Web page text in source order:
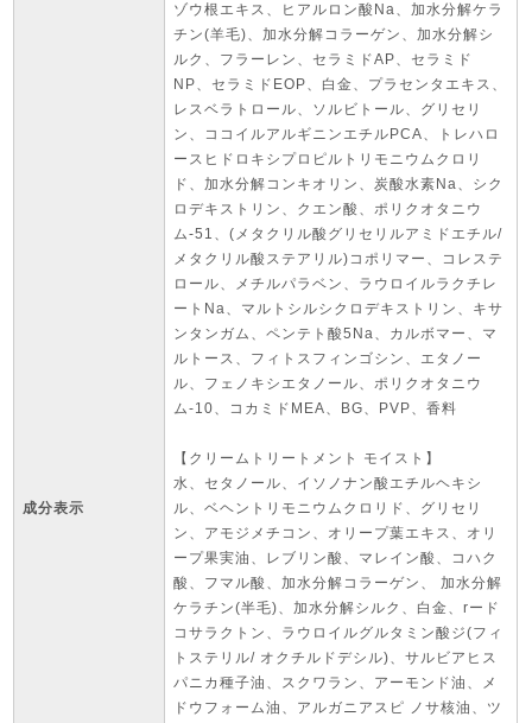
成分表示
ゾウ根エキス、ヒアルロン酸Na、加水分解ケラ
チン(羊毛)、加水分解コラーゲン、加水分解シ
ルク、フラーレン、セラミドAP、セラミド
NP、セラミドEOP、白金、プラセンタエキス、
レスベラトロール、ソルビトール、グリセリ
ン、ココイルアルギニンエチルPCA、トレハロ
ースヒドロキシプロピルトリモニウムクロリ
ド、加水分解コンキオリン、炭酸水素Na、シク
ロデキストリン、クエン酸、ポリクオタニウ
ム-51、(メタクリル酸グリセリルアミドエチル/
メタクリル酸ステアリル)コポリマー、コレステ
ロール、メチルパラベン、ラウロイルラクチレ
ートNa、マルトシルシクロデキストリン、キサ
ンタンガム、ペンテト酸5Na、カルボマー、マ
ルトース、フィトスフィンゴシン、エタノー
ル、フェノキシエタノール、ポリクオタニウ
ム-10、コカミドMEA、BG、PVP、香料
【クリームトリートメント モイスト】
水、セタノール、イソノナン酸エチルヘキシ
ル、ベヘントリモニウムクロリド、グリセリ
ン、アモジメチコン、オリープ葉エキス、オリ
ープ果実油、レブリン酸、マレイン酸、コハク
酸、フマル酸、加水分解コラーゲン、 加水分解
ケラチン(半毛)、加水分解シルク、白金、rード
コサラクトン、ラウロイルグルタミン酸ジ(フィ
トステリル/ オクチルドデシル)、サルビアヒス
パニカ種子油、スクワラン、アーモンド油、メ
ドウフォーム油、アルガニアスピ ノサ核油、ツ